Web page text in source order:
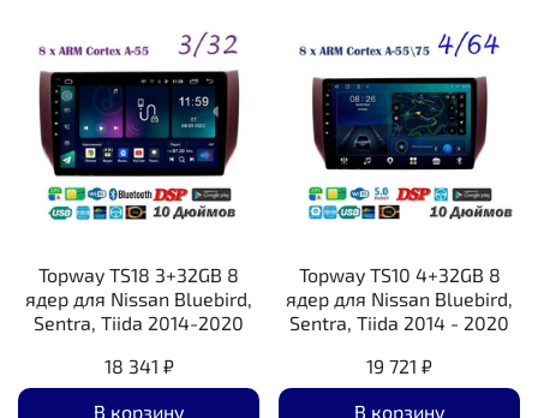
Topway TS18 3+32GB 8
ядер для Nissan Bluebird,
Sentra, Tiida 2014-2020
18 341 ₽
В корзину
Topway TS10 4+32GB 8
ядер для Nissan Bluebird,
Sentra, Tiida 2014 - 2020
19 721 ₽
В корзину